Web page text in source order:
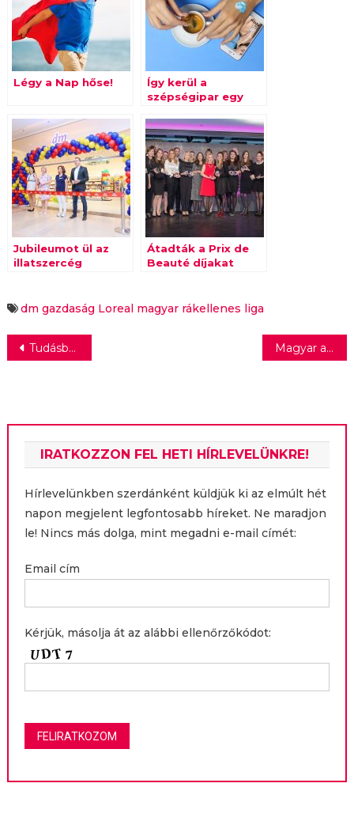
Légy a Nap hőse!
Így kerül a
szépségipar egy
Jubileumot ül az
illatszercég
Átadták a Prix de
Beauté díjakat
dm gazdaság Loreal magyar rákellenes liga
Bejegyzés
Tudásbázis épül a hazai startupokról Magyar agrár startup segíti a Katasztrófavédelem munkáját
IRATKOZZON FEL HETI HÍRLEVELÜNKRE!
Hírlevelünkben szerdánként küldjük ki az elmúlt hét
napon megjelent legfontosabb híreket. Ne maradjon
le! Nincs más dolga, mint megadni e-mail címét:
Email cím
Kérjük, másolja át az alábbi ellenőrzőkódot: